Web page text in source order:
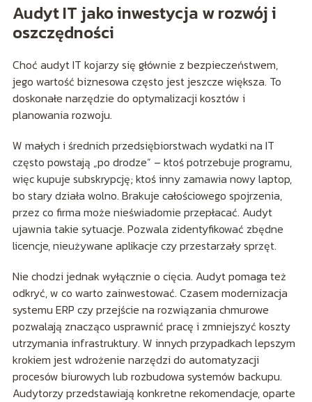
Audyt IT jako inwestycja w rozwój i
oszczędności
Choć audyt IT kojarzy się głównie z bezpieczeństwem,
jego wartość biznesowa często jest jeszcze większa. To
doskonałe narzędzie do optymalizacji kosztów i
planowania rozwoju.
W małych i średnich przedsiębiorstwach wydatki na IT
często powstają „po drodze” – ktoś potrzebuje programu,
więc kupuje subskrypcję; ktoś inny zamawia nowy laptop,
bo stary działa wolno. Brakuje całościowego spojrzenia,
przez co firma może nieświadomie przepłacać. Audyt
ujawnia takie sytuacje. Pozwala zidentyfikować zbędne
licencje, nieużywane aplikacje czy przestarzały sprzęt.
Nie chodzi jednak wyłącznie o cięcia. Audyt pomaga też
odkryć, w co warto zainwestować. Czasem modernizacja
systemu ERP czy przejście na rozwiązania chmurowe
pozwalają znacząco usprawnić pracę i zmniejszyć koszty
utrzymania infrastruktury. W innych przypadkach lepszym
krokiem jest wdrożenie narzędzi do automatyzacji
procesów biurowych lub rozbudowa systemów backupu.
Audytorzy przedstawiają konkretne rekomendacje, oparte